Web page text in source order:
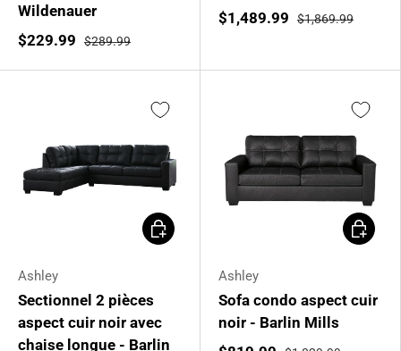
Wildenauer
$229.99
$289.99
$1,489.99
$1,869.99
Ashley
Sectionnel 2 pièces
aspect cuir noir avec
chaise longue - Barlin
Ajouter au panier
Ashley
Sofa condo aspect cuir
noir - Barlin Mills
Ajouter